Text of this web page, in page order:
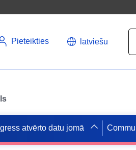
Pieteikties latviešu
atvērto datu jomā